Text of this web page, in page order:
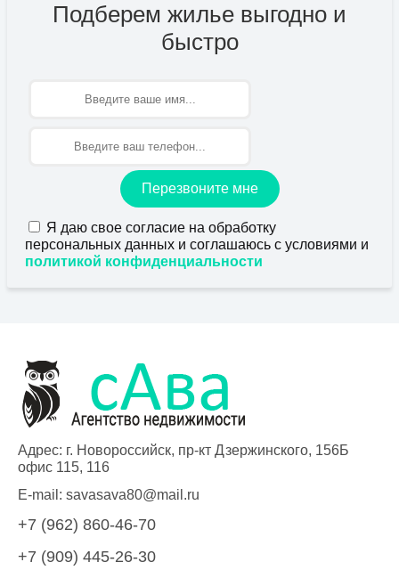
Подберем жилье выгодно и
быстро
Перезвоните мне
Я даю свое согласие на обработку
персональных данных и соглашаюсь с условиями и
политикой конфиденциальности
Адрес: г. Новороссийск, пр-кт Дзержинского, 156Б
офис 115, 116
E-mail: savasava80@mail.ru
+7 (962) 860-46-70
+7 (909) 445-26-30